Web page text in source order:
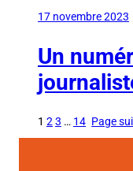
17 novembre 2023
Un
1 2 3 … 14 Page